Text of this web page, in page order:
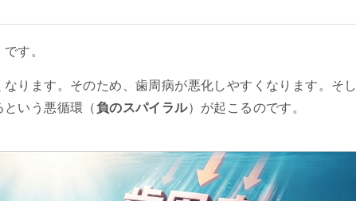
す。
ります。そのため、歯周病が悪化しやすくなります。そし
いう悪循環（負のスパイラル）が起こるのです。